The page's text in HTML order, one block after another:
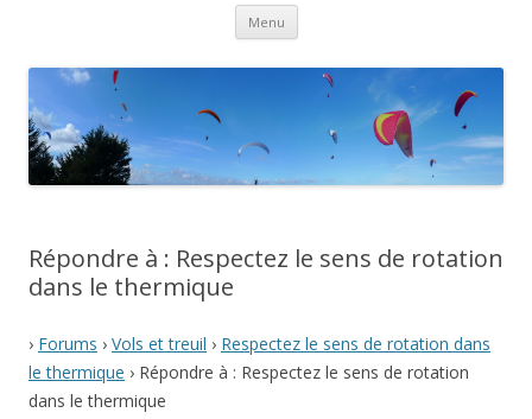
Menu Aller
contenu
Répondre à : Respectez le sens de rotation
dans le thermique
› Forums › Vols et treuil › Respectez le sens de rotation dans
le thermique › Répondre à : Respectez le sens de rotation
dans le thermique